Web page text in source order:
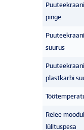
Puuteekraani
pinge
Puuteekraani
suurus
Puuteekraani
plastkarbi
Relee
lülituspesa